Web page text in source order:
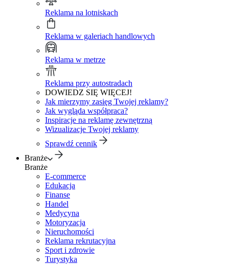
Reklama na lotniskach
Reklama w galeriach handlowych
Reklama w metrze
Reklama przy autostradach
DOWIEDZ SIĘ WIĘCEJ!
Jak mierzymy zasięg Twojej reklamy?
Jak wygląda współpraca?
Inspiracje na reklamę zewnętrzną
Wizualizacje Twojej reklamy
Sprawdź cennik
Branże
Branże
E-commerce
Edukacja
Finanse
Handel
Medycyna
Motoryzacja
Nieruchomości
Reklama rekrutacyjna
Sport i zdrowie
Turystyka